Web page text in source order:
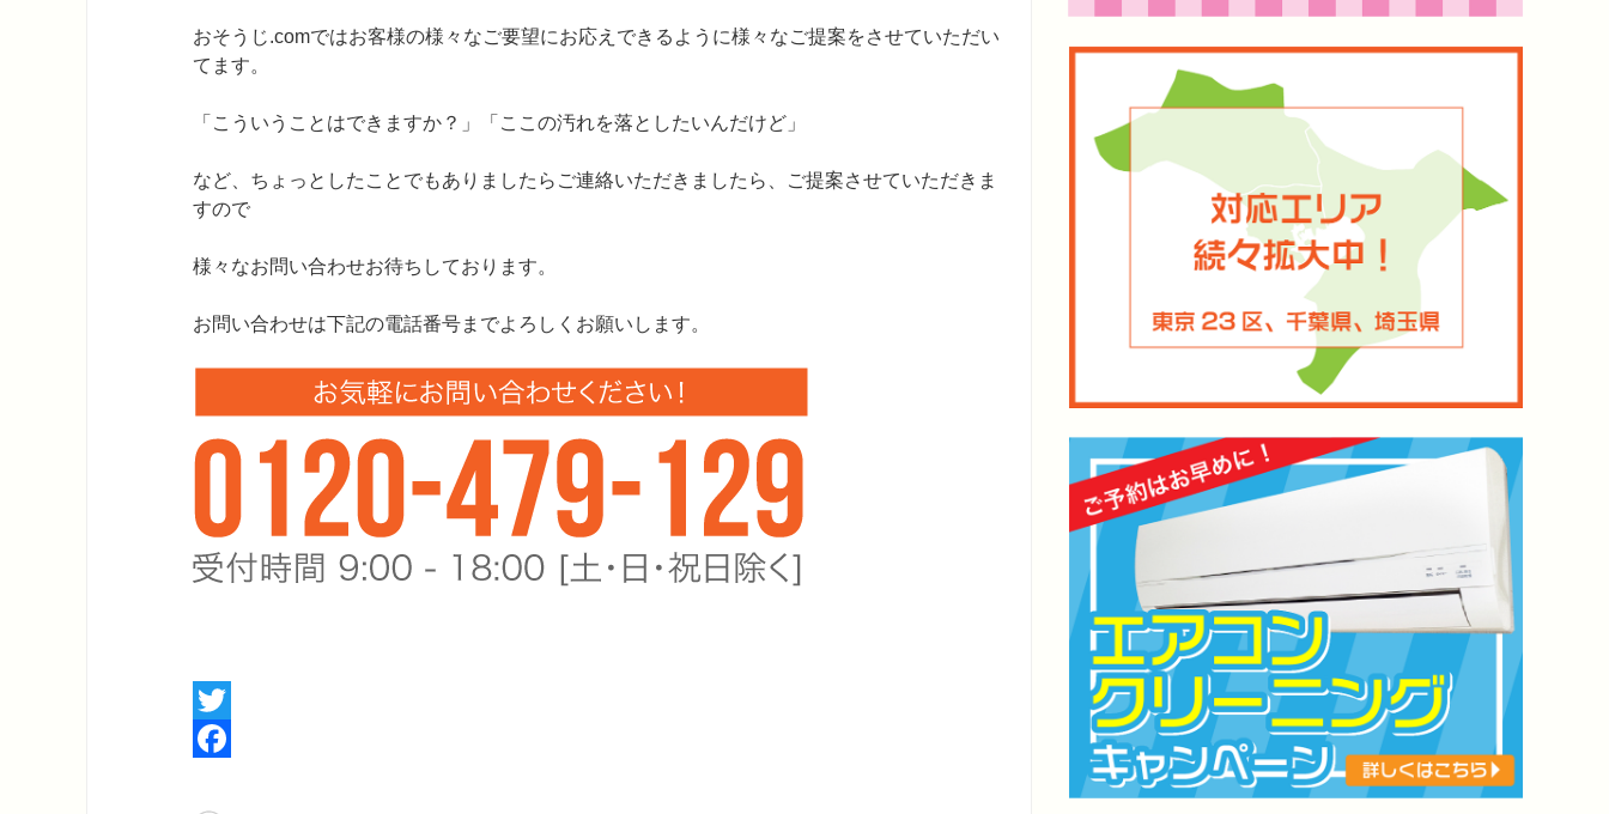
おそうじ.comではお客様の様々なご要望にお応えできるように様々なご提案をさせていただい
てます。
「こういうことはできますか？」「ここの汚れを落としたいんだけど」
など、ちょっとしたことでもありましたらご連絡いただきましたら、ご提案させていただきま
すので
様々なお問い合わせお待ちしております。
お問い合わせは下記の電話番号までよろしくお願いします。
Twitter